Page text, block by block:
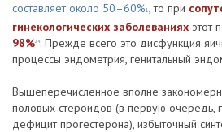
составляет около 50–60%1, то при
гинекологических заболеваниях этот
98%24. Прежде всего это дисфункция
процессы эндометрия, генитальный
Вышеперечисленное вполне
половых стероидов (в первую очередь,
дефицит прогестерона), избыточный